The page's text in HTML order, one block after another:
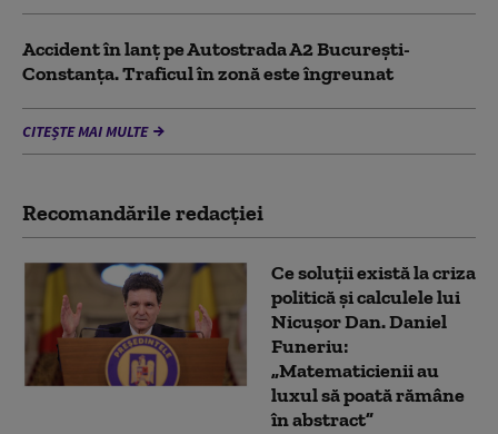
Accident în lanț pe Autostrada A2 București-
Constanța. Traficul în zonă este îngreunat
CITEȘTE MAI MULTE
Recomandările redacţiei
Ce soluții există la criza
politică și calculele lui
Nicușor Dan. Daniel
Funeriu:
„Matematicienii au
luxul să poată rămâne
în abstract”